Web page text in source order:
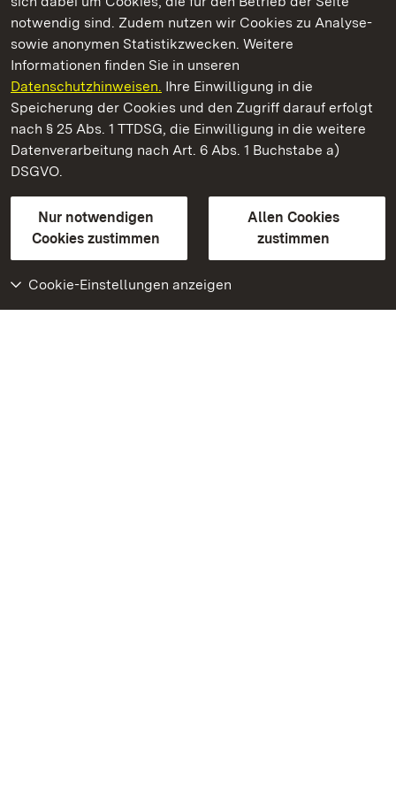
notwendig sind. Zudem nutzen wir Cookies zu Analyse-
sowie anonymen Statistikzwecken. Weitere
Informationen finden Sie in unseren
Datenschutzhinweisen. Ihre Einwilligung in die
Speicherung der Cookies und den Zugriff darauf erfolgt
nach § 25 Abs. 1 TTDSG, die Einwilligung in die weitere
Datenverarbeitung nach Art. 6 Abs. 1 Buchstabe a)
DSGVO.
Nur notwendigen
Cookies zustimmen
Allen Cookies
zustimmen
Cookie-Einstellungen anzeigen
Staatliche Schlösser und Gärten Baden‑Württemberg
Staatliche Schlösser und Gärten Baden-Württemberg
Kontakt
GebärdenspracheLeichte Sprache
Erklärung zur Barrierefreiheit
BITV-konform (geprüfte Seiten)
Weiteres